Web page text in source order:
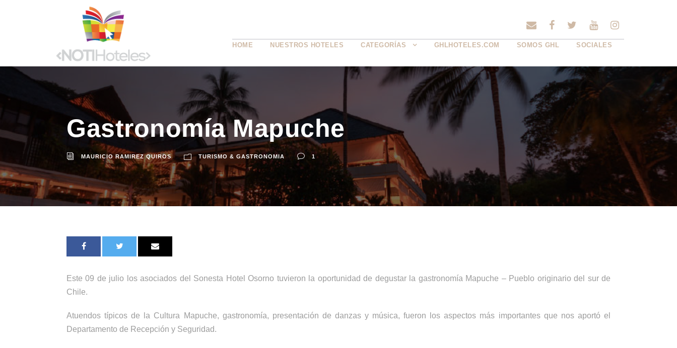
HOME NUESTROS HOTELES CATEGORÍAS GHLHOTELES.COM SOMOS GHL SOCIALES
Gastronomía Mapuche
MAURICIO RAMIREZ QUIROS TURISMO & GASTRONOMIA 1
Este 09 de julio los asociados del Sonesta Hotel Osorno tuvieron la oportunidad de degustar la gastronomía Mapuche – Pueblo originario del sur de
Chile.
Atuendos típicos de la Cultura Mapuche, gastronomía, presentación de danzas y música, fueron los aspectos más importantes que nos aportó el
Departamento de Recepción y Seguridad.